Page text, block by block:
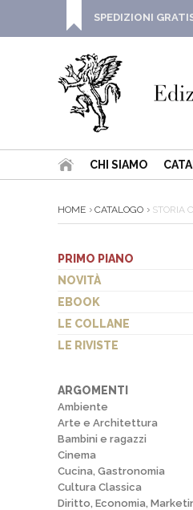
SPEDIZIONI
CHI SIAMO
HOME CATALOGO STORIA
PRIMO PIANO
NOVITÀ
EBOOK
LE COLLANE
LE RIVISTE
ARGOMENTI
Ambiente
Arte e Architettura
Bambini e ragazzi
Cinema
Cucina, Gastronomia
Cultura Classica
Diritto, Economia,